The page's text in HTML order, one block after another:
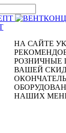
НА САЙТЕ
РОЗНИЧНЫЕ
ВАШЕЙ
НАШИХ